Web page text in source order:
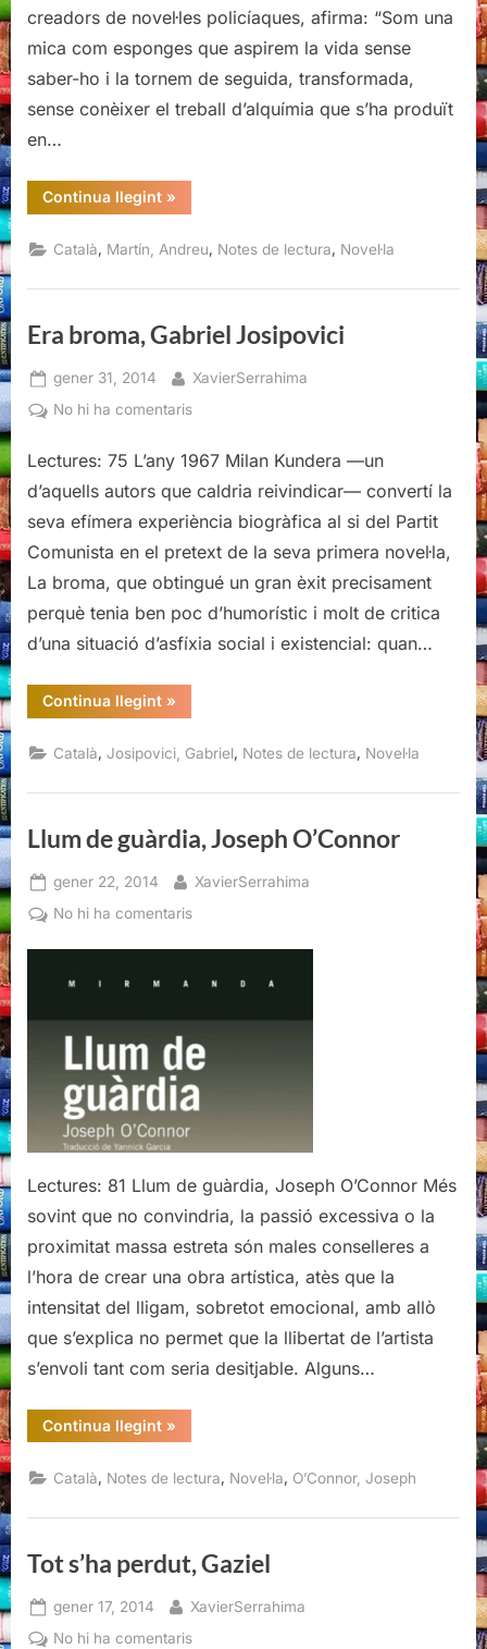
Martín
creadors de novel·les policíaques, afirma: “Som una
mica com esponges que aspirem la vida sense
saber-ho i la tornem de seguida, transformada,
sense conèixer el treball d’alquímia que s’ha produït
en…
Continua llegint“Les
escopinades
escarabats,
Andreu
»
Català Martín, Andreu Notes de lectura Novel·la
Era broma, Gabriel Josipovici
Posted
on
gener 31, 2014 By
XavierSerrahima
No hi ha comentarisa
broma,
Gabriel
Lectures: 75 L’any 1967 Milan Kundera —un
d’aquells autors que caldria reivindicar— convertí la
seva efímera experiència biogràfica al si del Partit
Comunista en el pretext de la seva primera novel·la,
La broma, que obtingué un gran èxit precisament
perquè tenia ben poc d’humorístic i molt de critica
d’una situació d’asfíxia social i existencial: quan…
Continua llegint“Era
broma,
Josipovici”
»
Català ,Josipovici, Gabriel Notes de lectura Novel·la
Llum de guàrdia, Joseph O’Connor
Posted
on
gener 22, 2014 By
XavierSerrahima
No hi ha comentarisa
guàrdia,
Lectures: 81 Llum de guàrdia, Joseph O’Connor Més
sovint que no convindria, la passió excessiva o la
proximitat massa estreta són males conselleres a
l’hora de crear una obra artística, atès que la
intensitat del lligam, sobretot emocional, amb allò
que s’explica no permet que la llibertat de l’artista
s’envoli tant com seria desitjable. Alguns…
Continua llegint“Llum
de
Joseph
O’Connor”
»
Català Notes de lectura Novel·la O’Connor, Joseph
Tot s’ha perdut, Gaziel
Posted
on
gener 17, 2014 By
XavierSerrahima
No hi ha comentarisa